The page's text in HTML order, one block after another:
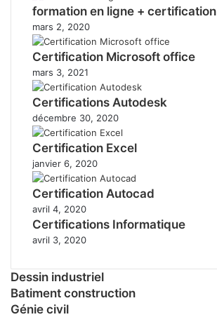
formation en ligne + certification
mars 2, 2020
Certification Microsoft office
mars 3, 2021
Certifications Autodesk
décembre 30, 2020
Certification Excel
janvier 6, 2020
Certification Autocad
avril 4, 2020
Certifications Informatique
avril 3, 2020
Dessin industriel
Batiment construction
Génie civil